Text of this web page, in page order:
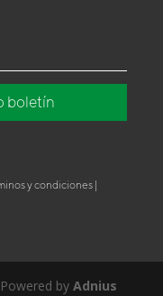
boletín
y condiciones |
by Adnius